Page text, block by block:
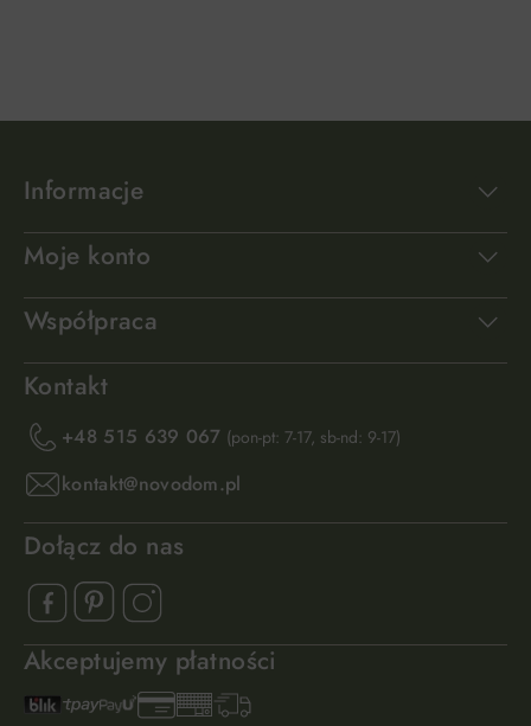
Informacje
Moje konto
Współpraca
Kontakt
+48 515 639 067 (pon-pt: 7-17, sb-nd: 9-17)
kontakt@novodom.pl
Dołącz do nas
Akceptujemy płatności